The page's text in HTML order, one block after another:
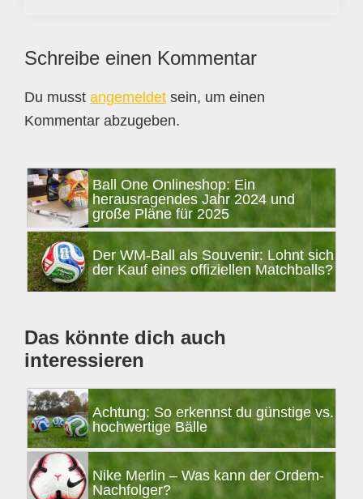
Leser-
Schreibe einen Kommentar
Du musst angemeldet sein, um einen
Kommentar abzugeben.
SeitenspalteBall One Onlineshop: Ein
herausragendes Jahr 2024 und
große Pläne für 2025
Der WM-Ball als Souvenir: Lohnt sich
der Kauf eines offiziellen Matchballs?
Das könnte dich auch
interessieren
Achtung: So erkennst du günstige vs.
hochwertige Bälle
Nike Merlin – Was kann der Ordem-
Nachfolger?